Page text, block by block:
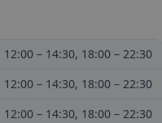
12:00 – 14:30, 18:00 – 22:30
12:00 – 14:30, 18:00 – 22:30
12:00 – 14:30, 18:00 – 22:30